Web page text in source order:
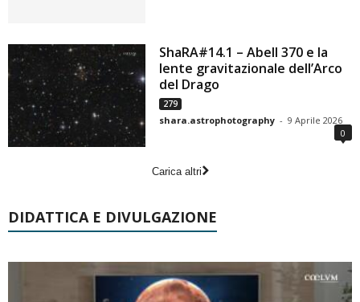
ShaRA#14.1 – Abell 370 e la
lente gravitazionale dell’Arco
del Drago
279
shara.astrophotography - 9 Aprile 2026
0
Carica altri
DIDATTICA E DIVULGAZIONE